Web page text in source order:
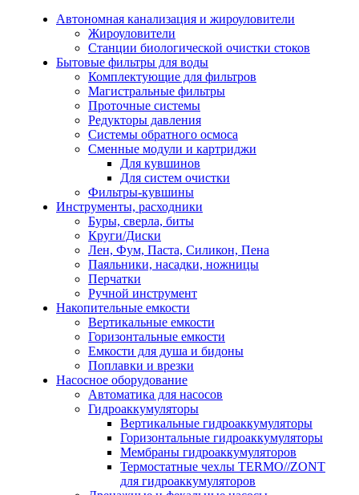
Автономная канализация и жироуловители
Жироуловители
Станции биологической очистки стоков
Бытовые фильтры для воды
Комплектующие для фильтров
Магистральные фильтры
Проточные системы
Редукторы давления
Системы обратного осмоса
Сменные модули и картриджи
Для кувшинов
Для систем очистки
Фильтры-кувшины
Инструменты, расходники
Буры, сверла, биты
Круги/Диски
Лен, Фум, Паста, Силикон, Пена
Паяльники, насадки, ножницы
Перчатки
Ручной инструмент
Накопительные емкости
Вертикальные емкости
Горизонтальные емкости
Емкости для душа и бидоны
Поплавки и врезки
Насосное оборудование
Автоматика для насосов
Гидроаккумуляторы
Вертикальные гидроаккумуляторы
Горизонтальные гидроаккумуляторы
Мембраны гидроаккумуляторов
Термостатные чехлы TERMO//ZONT
для гидроаккумуляторов